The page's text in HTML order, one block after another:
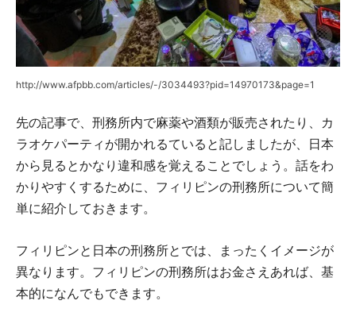
http://www.afpbb.com/articles/-/3034493?pid=14970173&page=1
先の記事で、刑務所内で麻薬や酒類が販売されたり、カ
ラオケパーティが開かれるていると記しましたが、日本
から見るとかなり違和感を覚えることでしょう。話をわ
かりやすくするために、フィリピンの刑務所について簡
単に紹介しておきます。
フィリピンと日本の刑務所とでは、まったくイメージが
異なります。フィリピンの刑務所はお金さえあれば、基
本的になんでもできます。